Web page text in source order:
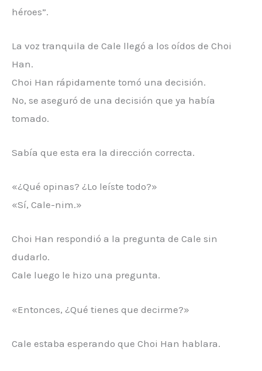
héroes”.
La voz tranquila de Cale llegó a los oídos de Choi
Han.
Choi Han rápidamente tomó una decisión.
No, se aseguró de una decisión que ya había
tomado.
Sabía que esta era la dirección correcta.
«¿Qué opinas? ¿Lo leíste todo?»
«Sí, Cale-nim.»
Choi Han respondió a la pregunta de Cale sin
dudarlo.
Cale luego le hizo una pregunta.
«Entonces, ¿Qué tienes que decirme?»
Cale estaba esperando que Choi Han hablara.